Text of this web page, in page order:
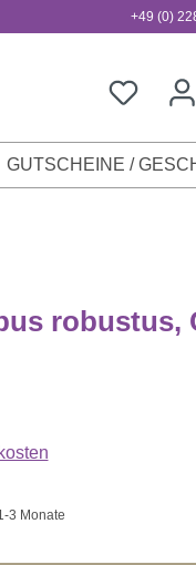
+49 (0)
GUTSCHEINE /
robustus,
3 Monate